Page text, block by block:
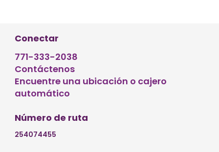
Conectar
771-333-2038
Contáctenos
Encuentre una ubicación o cajero
automático
Número de ruta
254074455